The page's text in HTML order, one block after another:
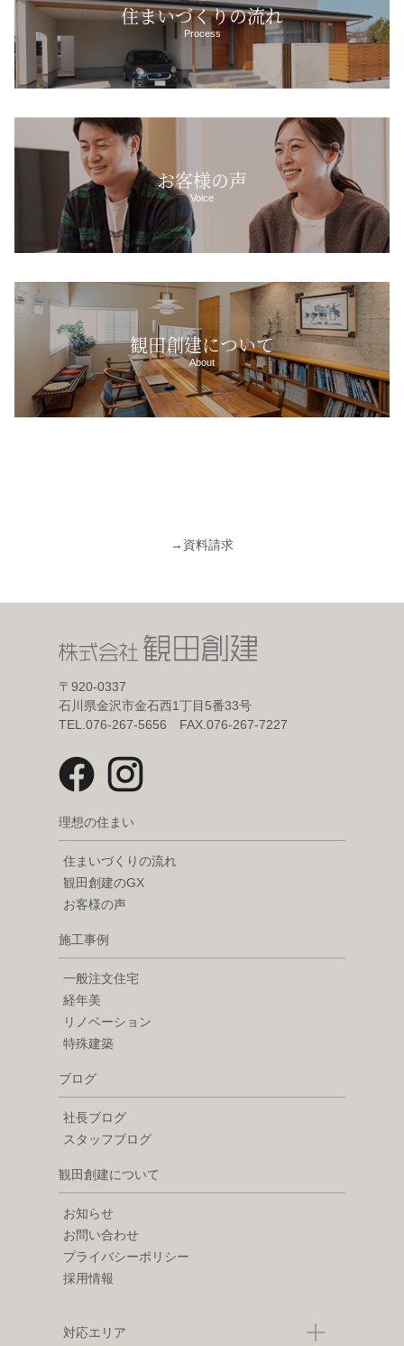
住まいづくりの流れ
Process
お客様の声
Voice
観田創建について
About
→ 資料請求
〒920-0337
石川県金沢市金石西1丁目5番33号
TEL.076-267-5656 FAX.076-267-7227
理想の住まい
住まいづくりの流れ
観田創建のGX
お客様の声
施工事例
一般注文住宅
経年美
リノベーション
特殊建築
ブログ
社長ブログ
スタッフブログ
観田創建について
お知らせ
お問い合わせ
プライバシーポリシー
採用情報
対応エリア